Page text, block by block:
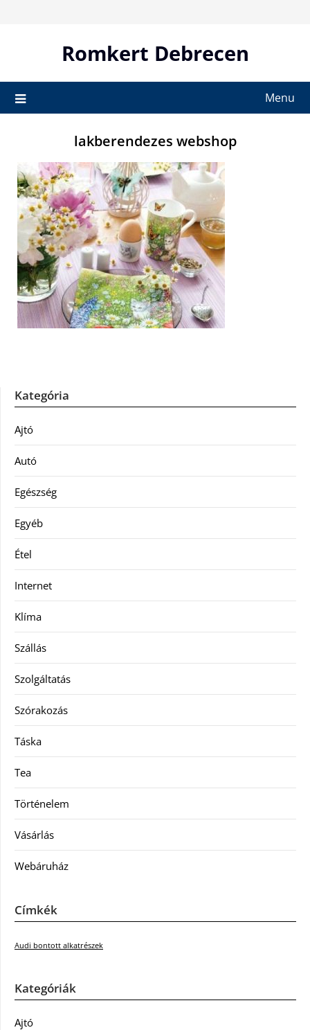
Romkert Debrecen
Menu
lakberendezes webshop
Kategória
Ajtó
Autó
Egészség
Egyéb
Étel
Internet
Klíma
Szállás
Szolgáltatás
Szórakozás
Táska
Tea
Történelem
Vásárlás
Webáruház
Címkék
Audi bontott alkatrészek
Kategóriák
Ajtó